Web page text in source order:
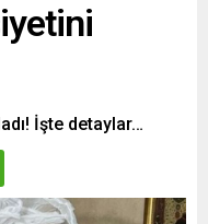
İşte detaylar…